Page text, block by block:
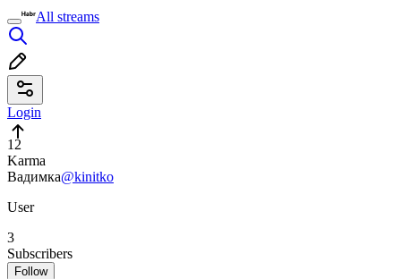
All streams
Login
12
Karma
Вадимка@kinitko
User
3
Subscribers
Follow